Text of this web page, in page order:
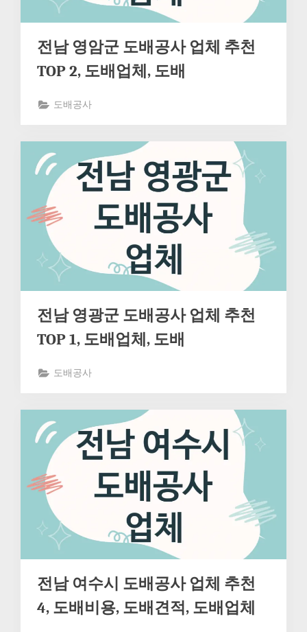
전남 영암군 도배공사 업체 추천
TOP 2, 도배업체, 도배
도배공사
전남 영광군 도배공사 업체 추천
TOP 1, 도배업체, 도배
도배공사
전남 여수시 도배공사 업체 추천
4, 도배비용, 도배견적, 도배업체